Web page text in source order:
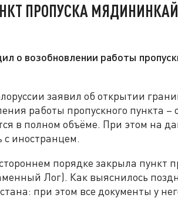
ПРОПУСКА
о возобновлении работы
заявил об открытии
работы пропускного пункта –
в полном объёме. При этом на
с иностранцем.
порядке закрыла пункт
Лог). Как выяснилось
при этом все документы у